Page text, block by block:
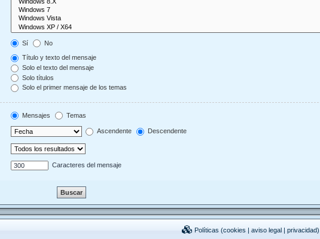
Sí No
Título y texto del mensaje
Solo el texto del mensaje
Solo títulos
Solo el primer mensaje de los temas
Mensajes Temas
Ascendente Descendente
Caracteres del mensaje
Políticas (cookies | aviso legal | privacidad)